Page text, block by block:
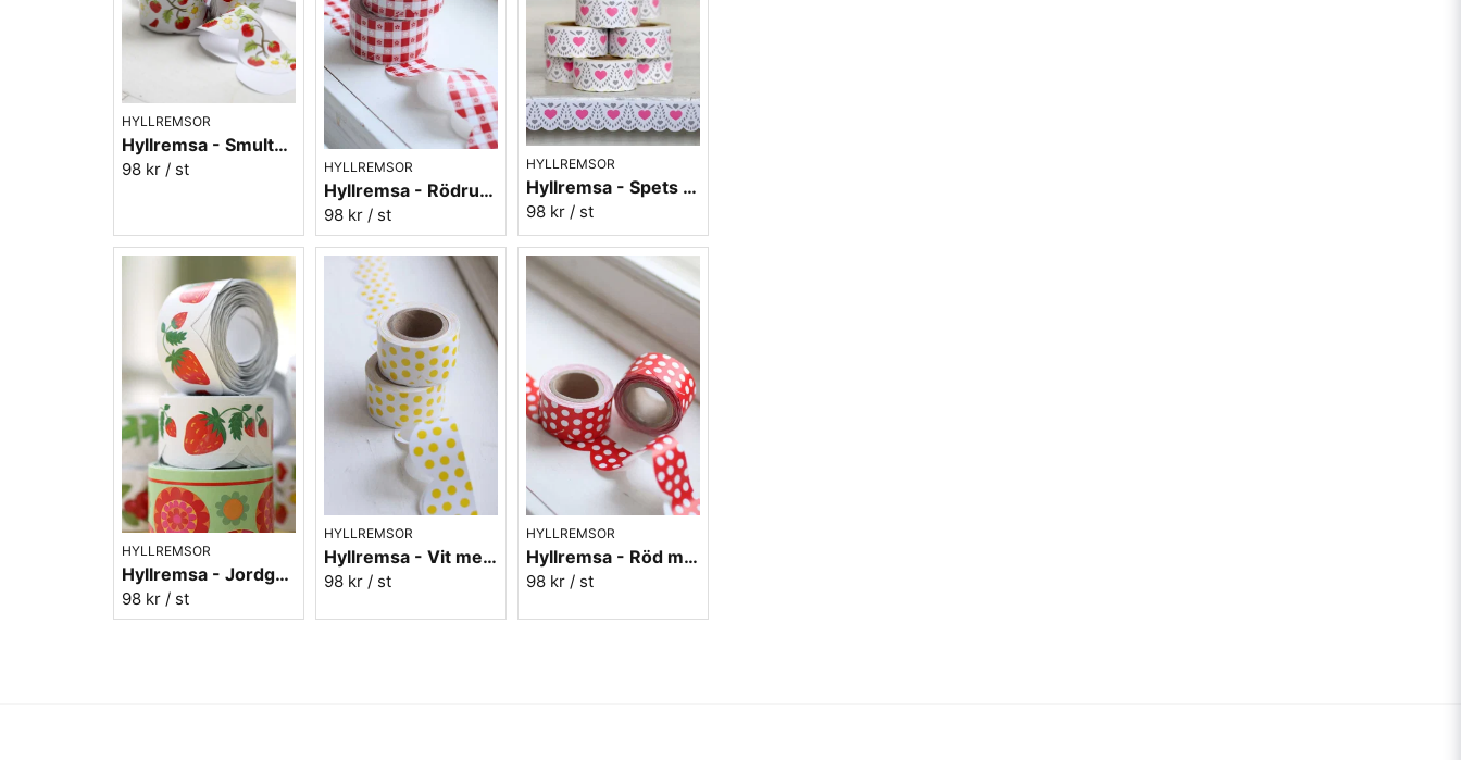
HYLLREMSOR
Hyllremsa - Smultron
98 kr / st HYLLREMSOR
Hyllremsa - Rödrutig
98 kr / st
HYLLREMSOR
Hyllremsa - Spets med rosa hjärta
98 kr / st
HYLLREMSOR
Hyllremsa - Jordgubbar
98 kr / st
HYLLREMSOR
Hyllremsa - Vit med gula prickar
98 kr / st
HYLLREMSOR
Hyllremsa - Röd med vita prickar
98 kr / st